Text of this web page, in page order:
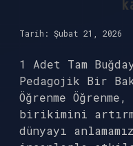
Tarih: Şubat 21, 2026
1 Adet Tam
Pedagojik Bir
Öğrenme
birikimini
dünyayı